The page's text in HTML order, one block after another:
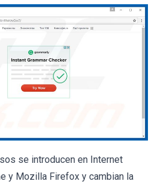
se introducen en Internet
y Mozilla Firefox y cambian la